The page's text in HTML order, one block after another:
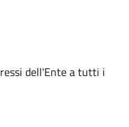
dell'Ente a tutti i